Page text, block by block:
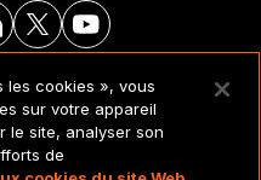
ET
les cookies », vous
sur votre appareil
le site, analyser son
de